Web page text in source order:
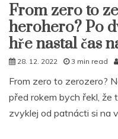
From zero to
herohero? Po
hře nastal čas
28. 12. 2022 3 min read
From zero to zerozero?
před rokem bych řekl, že
zvyklej od patnácti si na